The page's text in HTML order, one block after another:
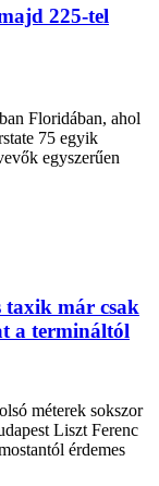
225-tel
Floridában, ahol
75 egyik
egyszerűen
taxik már csak
a termináltól
méterek sokszor
Liszt Ferenc
érdemes